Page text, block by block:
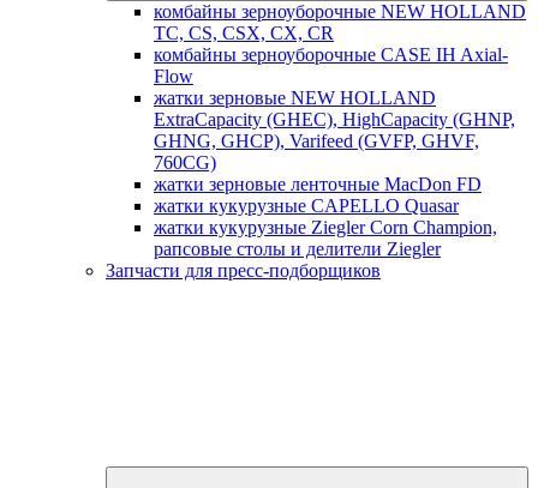
комбайны зерноуборочные NEW HOLLAND
TC, CS, CSX, CX, CR
комбайны зерноуборочные CASE IH Axial-
Flow
жатки зерновые NEW HOLLAND
ExtraCapacity (GHEC), HighCapacity (GHNP,
GHNG, GHCP), Varifeed (GVFP, GHVF,
760CG)
жатки зерновые ленточные MacDon FD
жатки кукурузные CAPELLO Quasar
жатки кукурузные Ziegler Corn Champion,
рапсовые столы и делители Ziegler
Запчасти для пресс-подборщиков